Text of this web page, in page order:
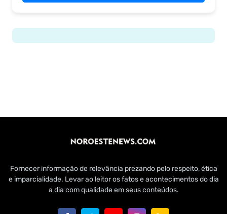
Fornecer informação de relevância prezando pelo respeito, ética
e imparcialidade. Levar ao leitor os fatos e acontecimentos do dia
a dia com qualidade em seus conteúdos.